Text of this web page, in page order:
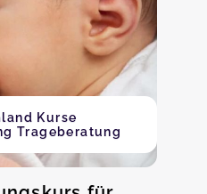
Kurse
Trageberatung